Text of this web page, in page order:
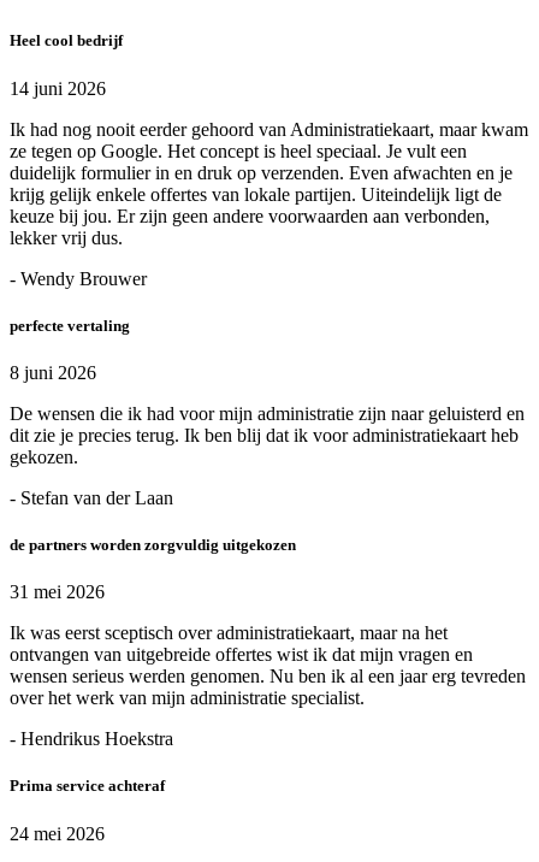
Heel cool bedrijf
14 juni 2026
Ik had nog nooit eerder gehoord van Administratiekaart, maar kwam
ze tegen op Google. Het concept is heel speciaal. Je vult een
duidelijk formulier in en druk op verzenden. Even afwachten en je
krijg gelijk enkele offertes van lokale partijen. Uiteindelijk ligt de
keuze bij jou. Er zijn geen andere voorwaarden aan verbonden,
lekker vrij dus.
- Wendy Brouwer
perfecte vertaling
8 juni 2026
De wensen die ik had voor mijn administratie zijn naar geluisterd en
dit zie je precies terug. Ik ben blij dat ik voor administratiekaart heb
gekozen.
- Stefan van der Laan
de partners worden zorgvuldig uitgekozen
31 mei 2026
Ik was eerst sceptisch over administratiekaart, maar na het
ontvangen van uitgebreide offertes wist ik dat mijn vragen en
wensen serieus werden genomen. Nu ben ik al een jaar erg tevreden
over het werk van mijn administratie specialist.
- Hendrikus Hoekstra
Prima service achteraf
24 mei 2026